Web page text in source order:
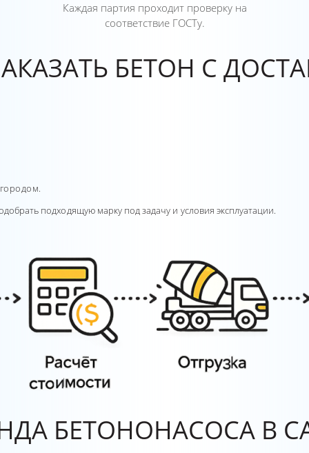
Каждая партия проходит проверку на
соответствие ГОСТу.
БЕТОН С
подходящую марку под задачу и условия эксплуатации.
БЕТОНОНАСОСА В